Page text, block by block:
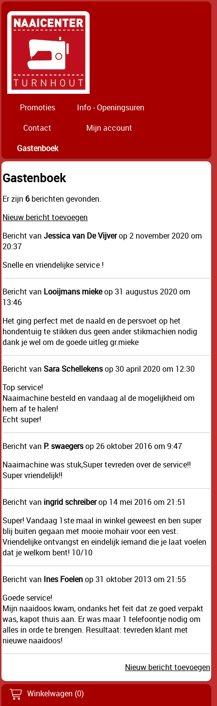
Promoties
Info - Openingsuren
Contact
Mijn account
Gastenboek
Winkelwagen (0)
Gastenboek
Er zijn 6 berichten gevonden.
Nieuw bericht toevoegen
Bericht van Jessica van De Vijverop 2 november 2020 om
20:37
Snelle en vriendelijke service !
Bericht van Looijmans miekeop 31 augustus 2020 om
13:46
Het ging perfect met de naald en de persvoet op het
hondentuig te stikken dus geen ander stikmachien nodig
dank je wel om de goede uitleg gr.mieke
Bericht van Sara Schellekensop 30 april 2020 om 12:30
Top service!
Naaimachine besteld en vandaag al de mogelijkheid om
hem af te halen!
Echt super!
Bericht van P. swaegersop 26 oktober 2016 om 9:47
Naaimachine was stuk,Super tevreden over de service!!
Super vriendelijk!!
Bericht van ingrid schreiberop 14 mei 2016 om 21:51
Super! Vandaag 1ste maal in winkel geweest en ben super
blij buiten gegaan met mooie mohair voor een vest.
Vriendelijke ontvangst en eindelijk iemand die je laat voelen
dat je welkom bent! 10/10
Bericht van Ines Foelenop 31 oktober 2013 om 21:55
Goede service!
Mijn naaidoos kwam, ondanks het feit dat ze goed verpakt
was, kapot thuis aan. Er was maar 1 telefoontje nodig om
alles in orde te brengen. Resultaat: tevreden klant met
nieuwe naaidoos!
Nieuw bericht toevoegen